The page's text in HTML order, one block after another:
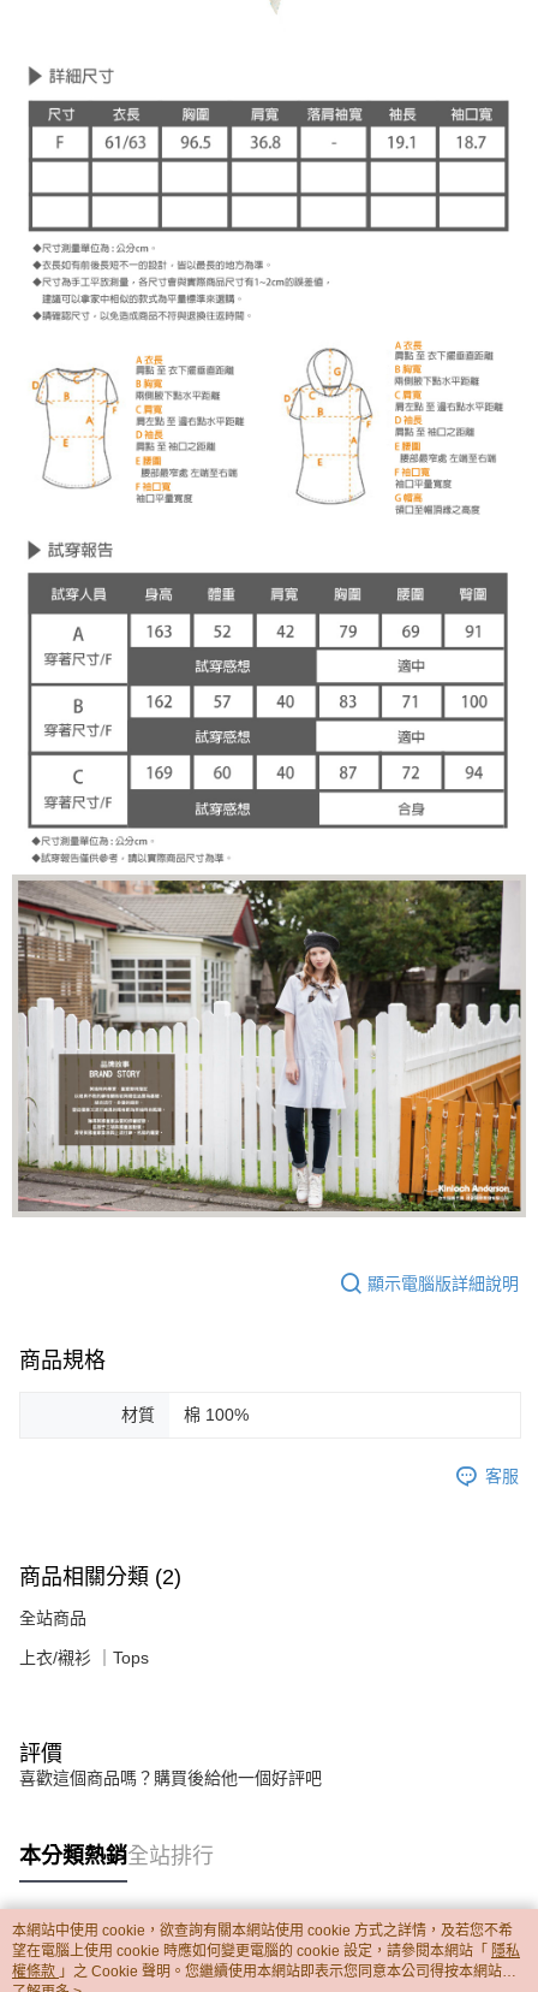
顯示電腦版詳細說明
商品規格
材質 棉 100%
客服
商品相關分類 (2)
全站商品
上衣/襯衫 ｜Tops
評價
喜歡這個商品嗎？購買後給他一個好評吧
本分類熱銷全站排行
熱門標籤
本網站中使用 cookie，欲查詢有關本網站使用 cookie 方式之詳情，及若您不希
望在電腦上使用 cookie 時應如何變更電腦的 cookie 設定，請參閱本網站「 隱私
權條款 」之 Cookie 聲明。您繼續使用本網站即表示您同意本公司得按本網站使